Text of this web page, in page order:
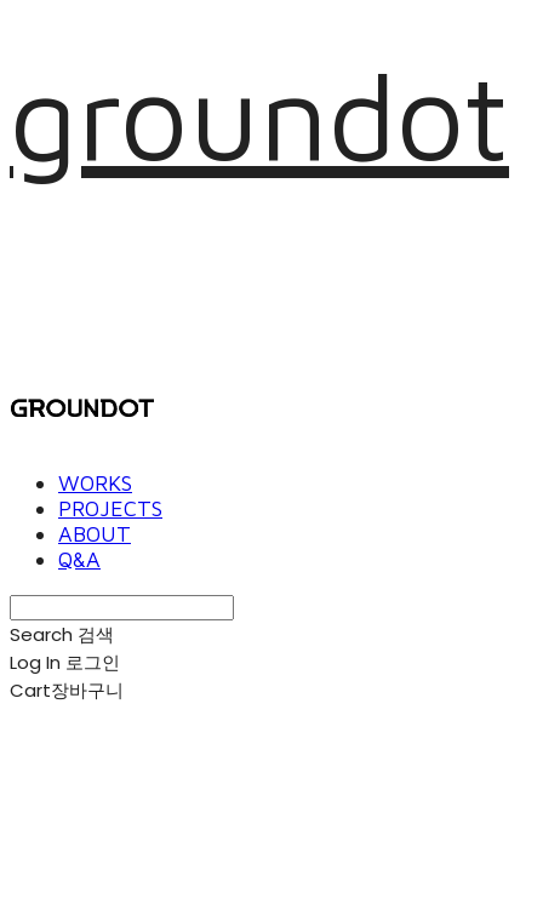
groundot
WORKS
PROJECTS
ABOUT
Q&A
Search 검색
Log In 로그인
Cart장바구니